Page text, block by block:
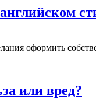
оформить
или вред?